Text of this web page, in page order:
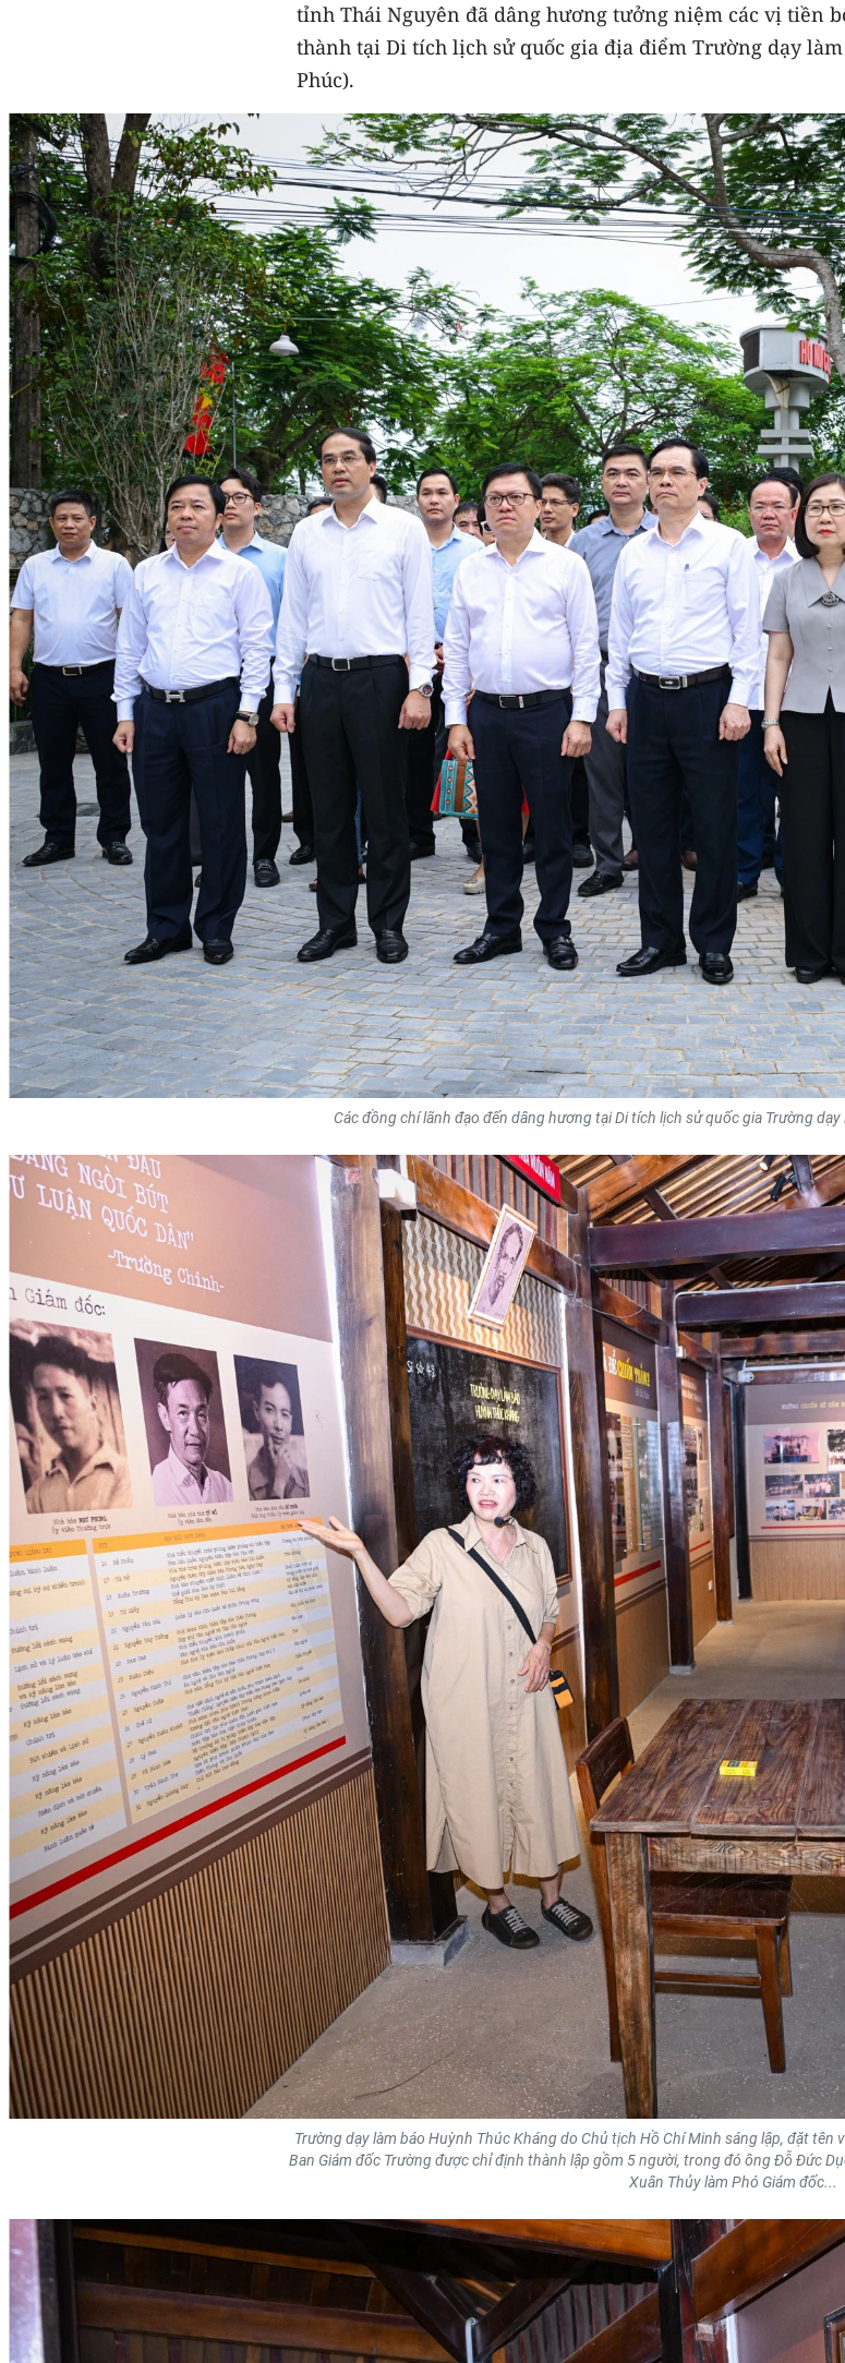
tỉnh Thái Nguyên đã dâng hương tưởng niệm các vị tiền
thành tại Di tích lịch sử quốc gia địa điểm Trường dạy
Phúc).
Các đồng chí lãnh đạo đến dâng hương tại Di tích lịch sử quốc gia Trường
Trường dạy làm báo Huỳnh Thúc Kháng do Chủ tịch Hồ Chí Minh sáng lập, đặt
Ban Giám đốc Trường được chỉ định thành lập gồm 5 người, trong đó ông Đỗ Đức
Xuân Thủy làm Phó Giám đốc...